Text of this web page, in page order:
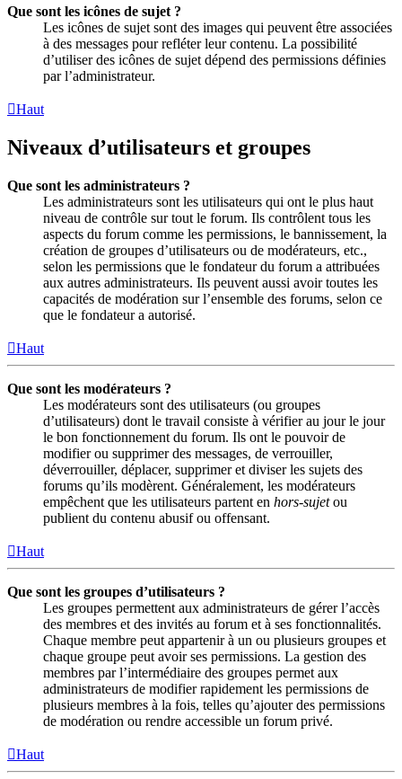
Que sont les icônes de sujet ?
Les icônes de sujet sont des images qui peuvent être associées
à des messages pour refléter leur contenu. La possibilité
d’utiliser des icônes de sujet dépend des permissions définies
par l’administrateur.
Haut
Niveaux d’utilisateurs et groupes
Que sont les administrateurs ?
Les administrateurs sont les utilisateurs qui ont le plus haut
niveau de contrôle sur tout le forum. Ils contrôlent tous les
aspects du forum comme les permissions, le bannissement, la
création de groupes d’utilisateurs ou de modérateurs, etc.,
selon les permissions que le fondateur du forum a attribuées
aux autres administrateurs. Ils peuvent aussi avoir toutes les
capacités de modération sur l’ensemble des forums, selon ce
que le fondateur a autorisé.
Haut
Que sont les modérateurs ?
Les modérateurs sont des utilisateurs (ou groupes
d’utilisateurs) dont le travail consiste à vérifier au jour le jour
le bon fonctionnement du forum. Ils ont le pouvoir de
modifier ou supprimer des messages, de verrouiller,
déverrouiller, déplacer, supprimer et diviser les sujets des
forums qu’ils modèrent. Généralement, les modérateurs
empêchent que les utilisateurs partent en hors-sujetou
publient du contenu abusif ou offensant.
Haut
Que sont les groupes d’utilisateurs ?
Les groupes permettent aux administrateurs de gérer l’accès
des membres et des invités au forum et à ses fonctionnalités.
Chaque membre peut appartenir à un ou plusieurs groupes et
chaque groupe peut avoir ses permissions. La gestion des
membres par l’intermédiaire des groupes permet aux
administrateurs de modifier rapidement les permissions de
plusieurs membres à la fois, telles qu’ajouter des permissions
de modération ou rendre accessible un forum privé.
Haut